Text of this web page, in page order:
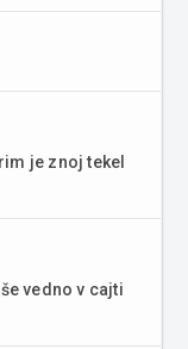
je znoj tekel
vedno v cajti